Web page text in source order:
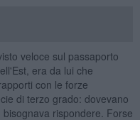
veloce sul passaporto
era da lui che
con le forze
di terzo grado: dovevano
bisognava rispondere. Forse